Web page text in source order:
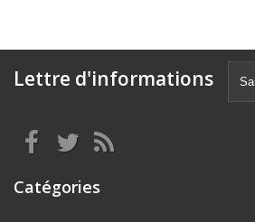
Lettre d'informations
Catégories